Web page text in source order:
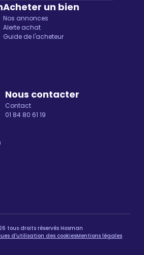
Acheter un bien
Nos annonces
Alerte achat
Guide de l'acheteur
Nous contacter
Contact
01 84 80 61 19
tous droits réservés Hosman
d'utilisation des cookiesMentions légales